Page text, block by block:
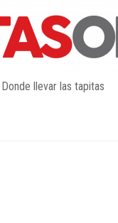
Donde llevar las tapitas